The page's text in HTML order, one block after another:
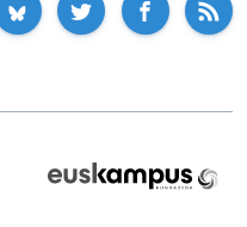
Fundazioa